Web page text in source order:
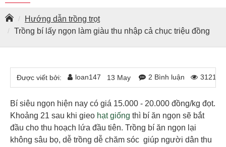
Hướng dẫn trồng trọt
Trồng bí lấy ngọn làm giàu thu nhập cả chục triệu đồng
Được viết bởi: loan147 13 May 2 Bình luận 3121
Bí siêu ngọn hiện nay có giá 15.000 - 20.000 đồng/kg đọt.
Khoảng 21 sau khi gieo hạt giống thì bí ăn ngọn sẽ bắt
đầu cho thu hoạch lứa đầu tiên. Trồng bí ăn ngọn lại
không sâu bọ, dễ trồng dễ chăm sóc giúp người dân thu